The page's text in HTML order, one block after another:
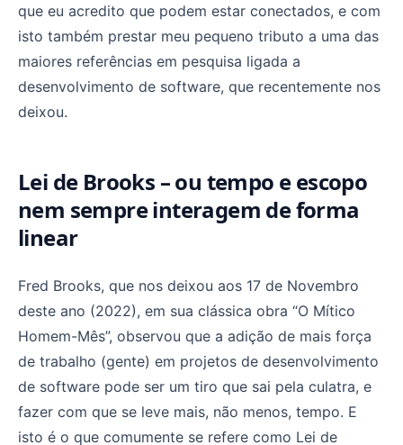
que eu acredito que podem estar conectados, e com
isto também prestar meu pequeno tributo a uma das
maiores referências em pesquisa ligada a
desenvolvimento de software, que recentemente nos
deixou.
Lei de Brooks – ou tempo e escopo
nem sempre interagem de forma
linear
Fred Brooks, que nos deixou aos 17 de Novembro
deste ano (2022), em sua clássica obra “O Mítico
Homem-Mês”, observou que a adição de mais força
de trabalho (gente) em projetos de desenvolvimento
de software pode ser um tiro que sai pela culatra, e
fazer com que se leve mais, não menos, tempo. E
isto é o que comumente se refere como Lei de